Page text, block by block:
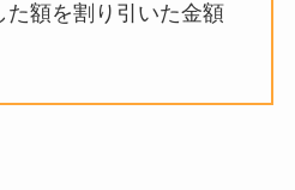
額を割り引いた金額